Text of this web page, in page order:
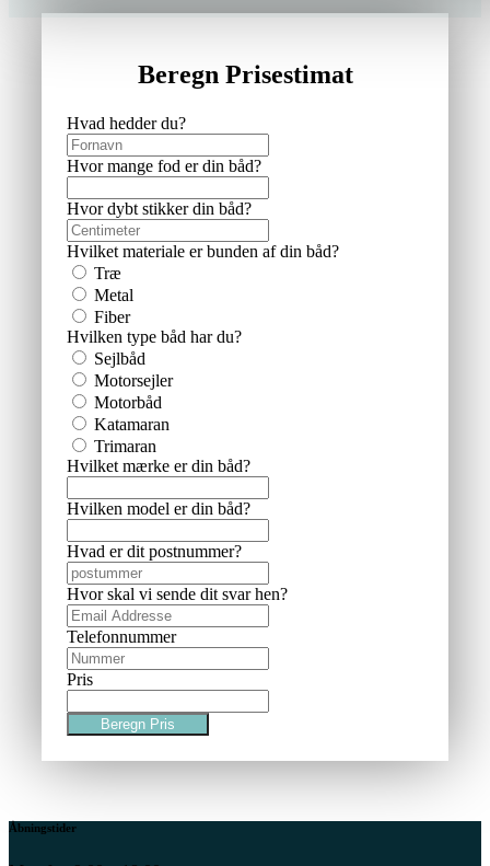
Beregn Prisestimat
Hvad hedder du?
Hvor mange fod er din båd?
Hvor dybt stikker din båd?
Hvilket materiale er bunden af din båd?
Træ
Metal
Fiber
Hvilken type båd har du?
Sejlbåd
Motorsejler
Motorbåd
Katamaran
Trimaran
Hvilket mærke er din båd?
Hvilken model er din båd?
Hvad er dit postnummer?
Hvor skal vi sende dit svar hen?
Telefonnummer
Pris
Beregn Pris
Åbningstider